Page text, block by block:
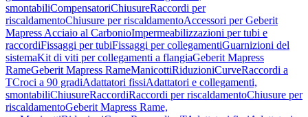
smontabiliCompensatoriChiusureRaccordi per
riscaldamentoChiusure per riscaldamentoAccessori per Geberit
Mapress Acciaio al CarbonioImpermeabilizzazioni per tubi e
raccordiFissaggi per tubiFissaggi per collegamentiGuarnizioni del
sistemaKit di viti per collegamenti a flangiaGeberit Mapress
RameGeberit Mapress RameManicottiRiduzioniCurveRaccordi a
TCroci a 90 gradiAdattatori fissiAdattatori e collegamenti,
smontabiliChiusureRaccordiRaccordi per riscaldamentoChiusure per
riscaldamentoGeberit Mapress Rame,